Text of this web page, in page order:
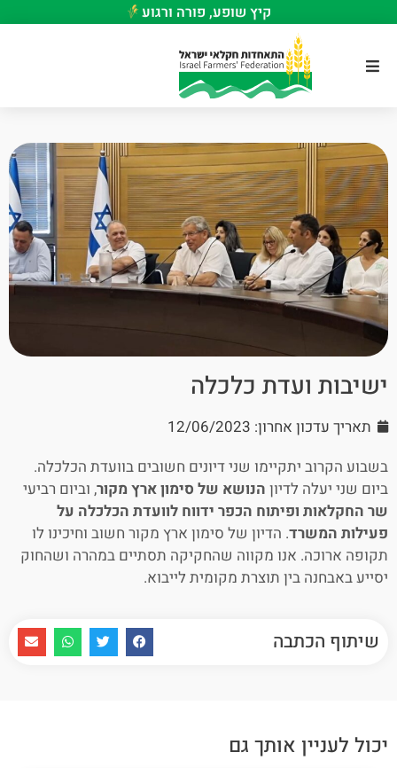
קיץ שופע, פורה ורגוע
ישיבות ועדת כלכלה
תאריך עדכון אחרון: 12/06/2023
בשבוע הקרוב יתקיימו שני דיונים חשובים בוועדת הכלכלה.
ביום שני יעלה לדיון הנושא של סימון ארץ מקור, וביום רביעי
שר החקלאות ופיתוח הכפר ידווח לוועדת הכלכלה על
פעילות המשרד. הדיון של סימון ארץ מקור חשוב וחיכינו לו
תקופה ארוכה. אנו מקווה שהחקיקה תסתיים במהרה ושהחוק
יסייע באבחנה בין תוצרת מקומית לייבוא.
שיתוף הכתבה
יכול לעניין אותך גם